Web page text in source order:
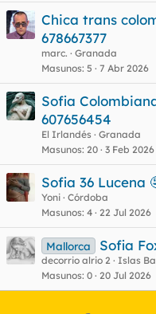
Chica trans
678667377
marc.
Granada
Masunos 5 7 Abr 2026
Sofia
607656454
El Irlandés Granada
Masunos 20 3 Feb 2026
Sofia 36 Lucena
Yoni Córdoba
Masunos 4 22 Jul 2026
Mallorca Sofia
decorrio alrio 2
Islas
Masunos 0 20 Jul 2026